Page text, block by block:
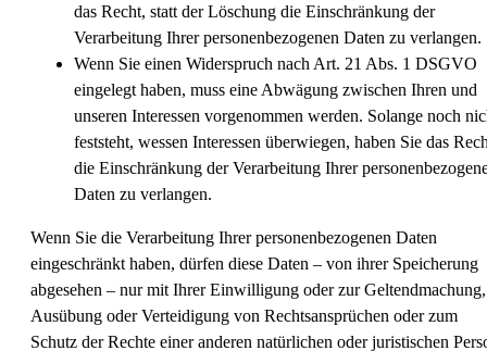
das Recht, statt der Löschung die Einschränkung der
Verarbeitung Ihrer personenbezogenen Daten zu verlangen.
Wenn Sie einen Widerspruch nach Art. 21 Abs. 1 DSGVO
eingelegt haben, muss eine Abwägung zwischen Ihren und
unseren Interessen vorgenommen werden. Solange noch
feststeht, wessen Interessen überwiegen, haben Sie das
die Einschränkung der Verarbeitung Ihrer
Daten zu verlangen.
Wenn Sie die Verarbeitung Ihrer personenbezogenen Daten
eingeschränkt haben, dürfen diese Daten – von ihrer Speicherung
abgesehen – nur mit Ihrer Einwilligung oder zur Geltendmachung,
Ausübung oder Verteidigung von Rechtsansprüchen oder zum
Schutz der Rechte einer anderen natürlichen oder juristischen